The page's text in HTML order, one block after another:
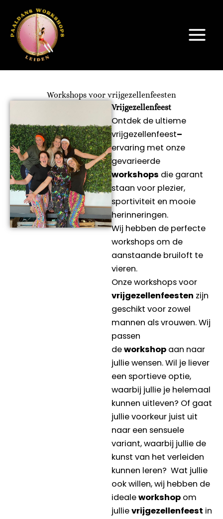
content
Workshops voor vrijgezellenfeesten
Vrijgezellenfeest
Ontdek de ultieme
vrijgezellenfeest–
ervaring met onze
gevarieerde
workshops die garant
staan voor plezier,
sportiviteit en mooie
herinneringen.
Wij hebben de perfecte
workshops om de
aanstaande bruiloft te
vieren.
Onze workshops voor
vrijgezellenfeesten zijn
geschikt voor zowel
mannen als vrouwen. Wij
passen
deworkshop aan naar
jullie wensen. Wil je liever
een sportieve optie,
waarbij jullie je helemaal
kunnen uitleven? Of gaat
jullie voorkeur juist uit
naar een sensuele
variant, waarbij jullie de
kunst van het verleiden
kunnen leren? Wat jullie
ook willen, wij hebben de
idealeworkshop om
jullievrijgezellenfeest in